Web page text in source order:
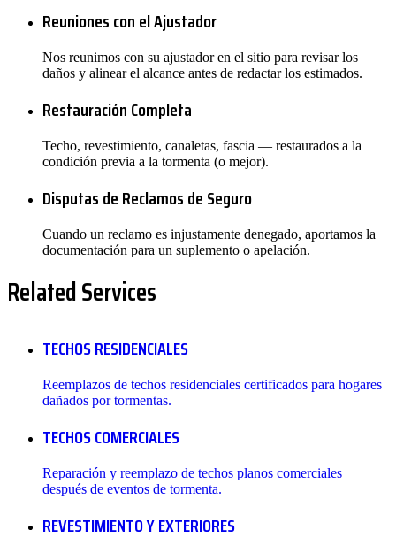
Reuniones con el Ajustador
Nos reunimos con su ajustador en el sitio para revisar los
daños y alinear el alcance antes de redactar los estimados.
Restauración Completa
Techo, revestimiento, canaletas, fascia — restaurados a la
condición previa a la tormenta (o mejor).
Disputas de Reclamos de Seguro
Cuando un reclamo es injustamente denegado, aportamos la
documentación para un suplemento o apelación.
Related Services
TECHOS RESIDENCIALES
Reemplazos de techos residenciales certificados para hogares
dañados por tormentas.
TECHOS COMERCIALES
Reparación y reemplazo de techos planos comerciales
después de eventos de tormenta.
REVESTIMIENTO Y EXTERIORES